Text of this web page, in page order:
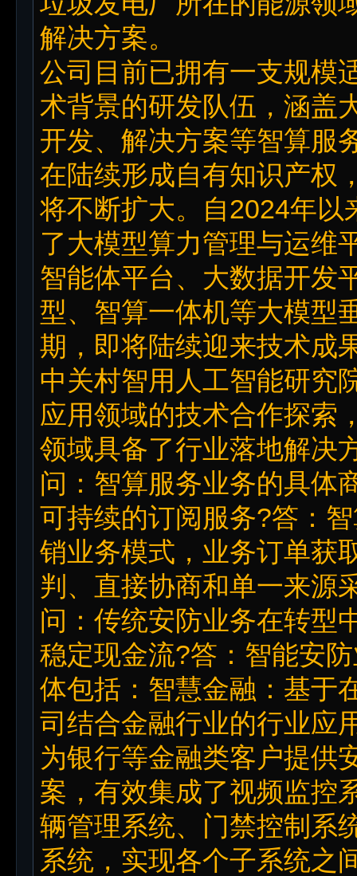
解决方案。
公司目前已拥有一支规模
术背景的研发队伍，涵盖
开发、解决方案等智算服
在陆续形成自有知识产权
将不断扩大。自2024年以
了大模型算力管理与运维
智能体平台、大数据开发
型、智算一体机等大模型
期，即将陆续迎来技术成
中关村智用人工智能研究
应用领域的技术合作探索
领域具备了行业落地解决
问：智算服务业务的具体
可持续的订阅服务?答：
销业务模式，业务订单获
判、直接协商和单一来源
问：传统安防业务在转型
稳定现金流?答：智能安
体包括：智慧金融：基于
司结合金融行业的行业应
为银行等金融类客户提供
案，有效集成了视频监控
辆管理系统、门禁控制系
系统，实现各个子系统之